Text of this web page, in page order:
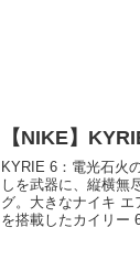
【NIKE】
KYRIE 6：電光石火
しを武器に、縦横無
グ。大きなナイキ
を搭載したカイリー